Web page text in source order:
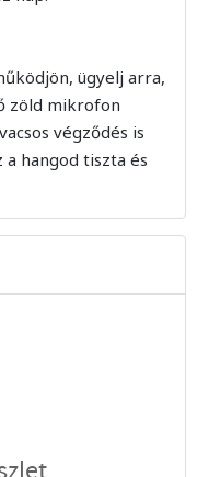
ügyelj arra,
zöld mikrofon
végződés is
hangod tiszta és